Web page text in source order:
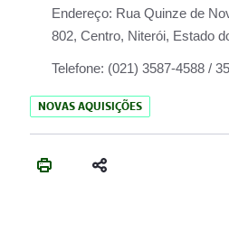
Endereço: Rua Quinze de
802, Centro, Niterói, Estado
Telefone: (021) 3587-4588 /
NOVAS AQUISIÇÕES